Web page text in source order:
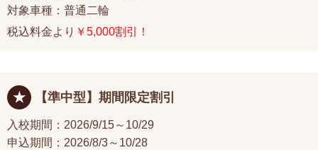
対象車種：普通二輪
税込料金より ￥5,000割引！
【準中型】期間限定割引
入校期間：2026/9/15～10/29
申込期間：2026/8/3～10/28